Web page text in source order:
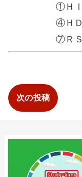
①Ｈ
④Ｈ
⑦Ｒ
次の投稿